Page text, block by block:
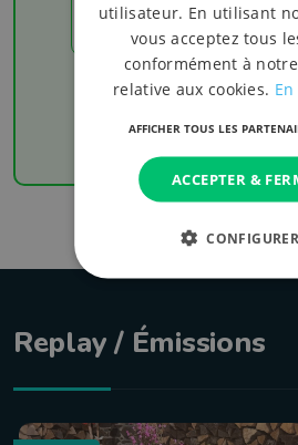
LES
Chaque week-end
résultats de votre
Replay / Émissions
utilisateur. En utilisant
vous acceptez tous
conformément à
relative aux cookies.
AFFICHER TOUS LES
ACCEPTER &
CONFIGURER